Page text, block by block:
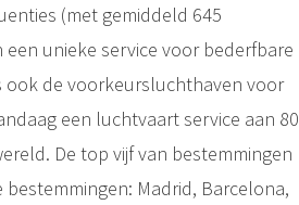
(met gemiddeld 645
unieke service voor bederfbare
ook de voorkeursluchthaven voor
een luchtvaart service aan 80
De top vijf van bestemmingen
Madrid, Barcelona,